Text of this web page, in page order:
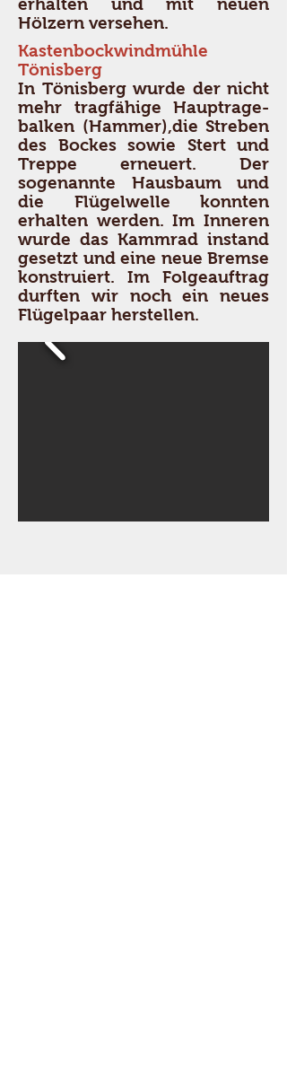
erhalten und mit neuen
Hölzern versehen.
Kastenbockwindmühle
Tönisberg
In Tönisberg wurde der nicht
mehr tragfähige Hauptrage-
balken (Hammer),die Streben
des Bockes sowie Stert und
Treppe erneuert. Der
sogenannte Hausbaum und
die Flügelwelle konnten
erhalten werden. Im Inneren
wurde das Kammrad instand
gesetzt und eine neue Bremse
konstruiert. Im Folgeauftrag
durften wir noch ein neues
Flügelpaar herstellen.